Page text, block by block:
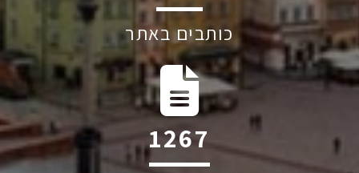
כותבים באתר
1711